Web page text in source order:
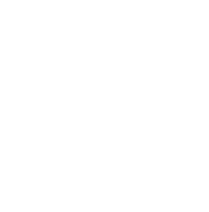
ve sitemizde ilgili